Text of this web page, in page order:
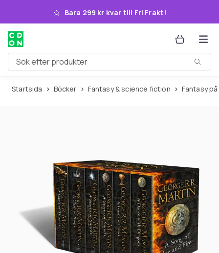
Hoppa till huvudinnehållet
Bara 299 kr kvar till Fri Frakt!
Sök efter produkter
Startsida Böcker Fantasy & science fiction Fantasy